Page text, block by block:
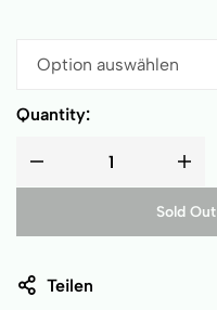
Quantity:
Sold Out
Teilen